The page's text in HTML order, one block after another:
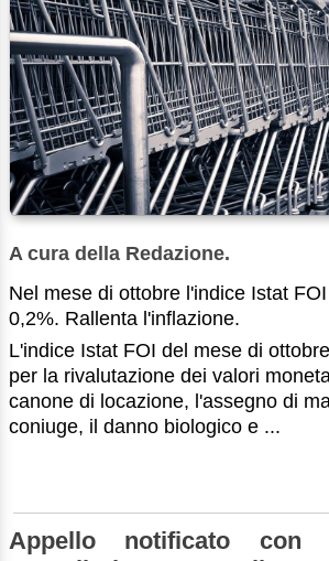
A cura della Redazione.
Nel mese di ottobre l'indice Istat
0,2%. Rallenta l'inflazione.
L'indice Istat FOI del mese di
per la rivalutazione dei valori
canone di locazione, l'assegno di
coniuge, il danno biologico e ...
Appello notificato con